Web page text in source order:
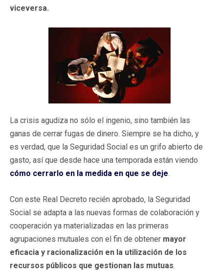
viceversa.
La crisis agudiza no sólo el ingenio, sino también las
ganas de cerrar fugas de dinero. Siempre se ha dicho, y
es verdad, que la Seguridad Social es un grifo abierto de
gasto, así que desde hace una temporada están viendo
cómo cerrarlo en la medida en que se deje.
Con este Real Decreto recién aprobado, la Seguridad
Social se adapta a las nuevas formas de colaboración y
cooperación ya materializadas en las primeras
agrupaciones mutuales con el fin de obtener mayor
eficacia y racionalización en la utilización de los
recursos públicos que gestionan las mutuas.